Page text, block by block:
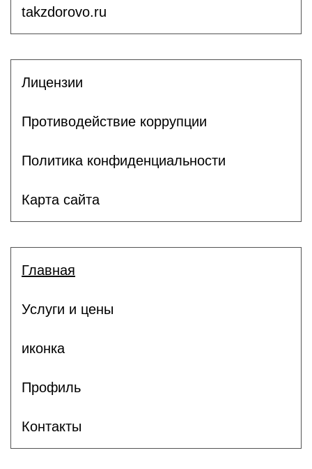
takzdorovo.ru
Лицензии
Противодействие коррупции
Политика конфиденциальности
Карта сайта
Главная
Услуги и цены
иконка
Профиль
Контакты